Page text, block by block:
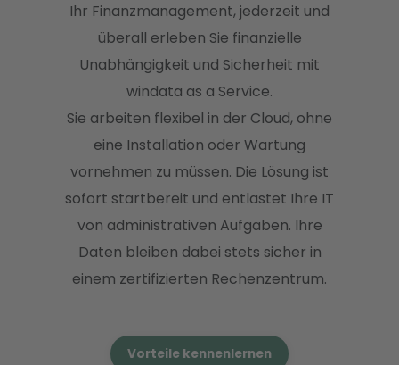
Ihr Finanzmanagement, jederzeit und
überall erleben Sie finanzielle
Unabhängigkeit und Sicherheit mit
windata as a Service.
Sie arbeiten flexibel in der Cloud, ohne
eine Installation oder Wartung
vornehmen zu müssen. Die Lösung ist
sofort startbereit und entlastet Ihre IT
von administrativen Aufgaben. Ihre
Daten bleiben dabei stets sicher in
einem zertifizierten Rechenzentrum.
Vorteile kennenlernen